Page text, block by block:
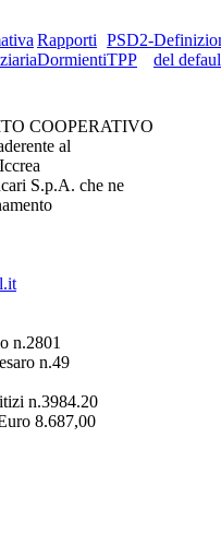
Rapporti
Dormienti
PSD2-
TPP
del
COOPERATIVO
al
S.p.A. che ne
n.2801
n.49
n.3984.20
8.687,00